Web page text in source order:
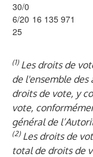
30/0
6/20
25
16 135 971
(1) Les droits de
de l'ensemble des
droits de vote, y
vote,
général de
(2) Les droits de
total de droits de